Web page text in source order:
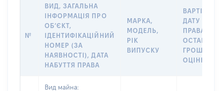
№
ВИД, ЗАГАЛЬНА
ІНФОРМАЦІЯ ПРО
ОБʼЄКТ,
ІДЕНТИФІКАЦІЙНИЙ
НОМЕР (ЗА
НАЯВНОСТІ), ДАТА
НАБУТТЯ ПРАВА
МАРКА,
МОДЕЛЬ,
РІК
ВИПУСКУ
ВАРТІСТЬ
ДАТУ
ПРАВА
ОЦІНКОЮ,
Вид майна: